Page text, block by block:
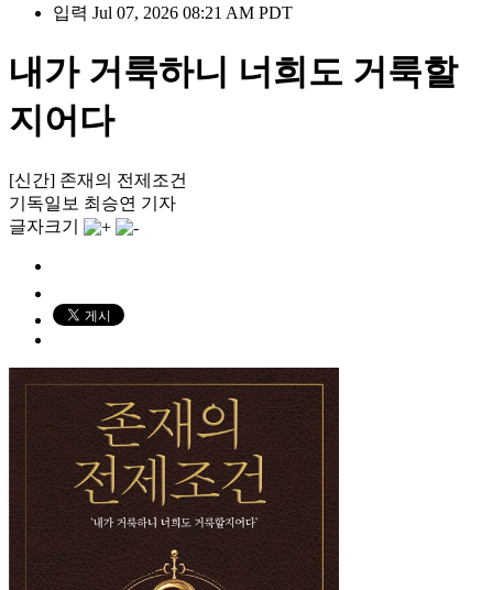
입력 Jul 07, 2026 08:21 AM PDT
내가 거룩하니 너희도 거룩할
지어다
[신간] 존재의 전제조건
기독일보 최승연 기자
글자크기